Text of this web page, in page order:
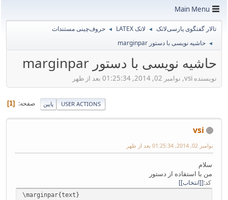
Main Menu
تالار گفتگوی پارسی‌لاتک ◄ لاتک LATEX ◄ حروف‌چینی مستندات
◄ حاشیه نویسی با دستور marginpar
حاشیه نویسی با دستور marginpar
نویسنده vsi, نوامبر 02, 2014, 01:25:34 بعد از ظهر
پایین صفحه 1 USER ACTIONS
vsi
نوامبر 02, 2014, 01:25:34 بعد از ظهر
سلام
من با استفاده از دستور
کد [انتخاب]
\marginpar{text}